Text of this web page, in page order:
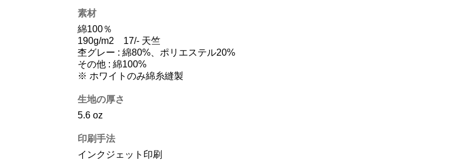
素材
綿100％
190g/m2 17/- 天竺
杢グレー : 綿80%、ポリエステル20%
その他 : 綿100%
※ ホワイトのみ綿糸縫製
生地の厚さ
5.6 oz
印刷手法
インクジェット印刷